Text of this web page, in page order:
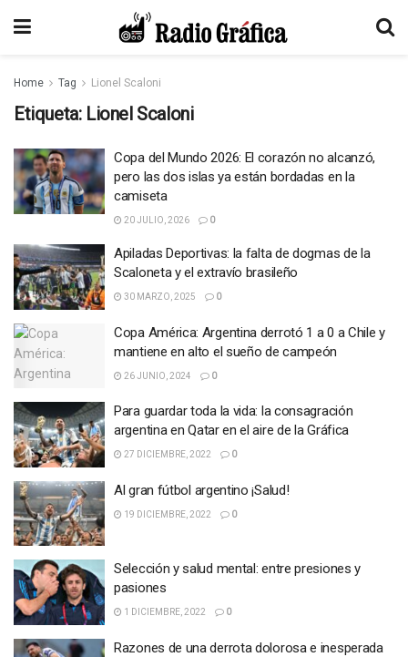
Home Tag Lionel Scaloni
Etiqueta: Lionel Scaloni
Copa del Mundo 2026: El corazón no alcanzó,
pero las dos islas ya están bordadas en la
camiseta
20 JULIO, 2026 0
Apiladas Deportivas: la falta de dogmas de la
Scaloneta y el extravío brasileño
30 MARZO, 2025 0
Copa América: Argentina derrotó 1 a 0 a Chile y
mantiene en alto el sueño de campeón
26 JUNIO, 2024 0
Para guardar toda la vida: la consagración
argentina en Qatar en el aire de la Gráfica
27 DICIEMBRE, 2022 0
Al gran fútbol argentino ¡Salud!
19 DICIEMBRE, 2022 0
Selección y salud mental: entre presiones y
pasiones
1 DICIEMBRE, 2022 0
Razones de una derrota dolorosa e inesperada